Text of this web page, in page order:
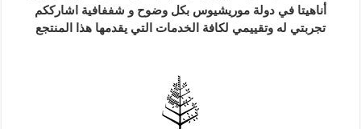
أناهيتا في دولة موريشيوس بكل وضوح و شففافية اشارككم
تجربتي له وتقييمي لكافة الخدمات التي يقدمها هذا المنتجع